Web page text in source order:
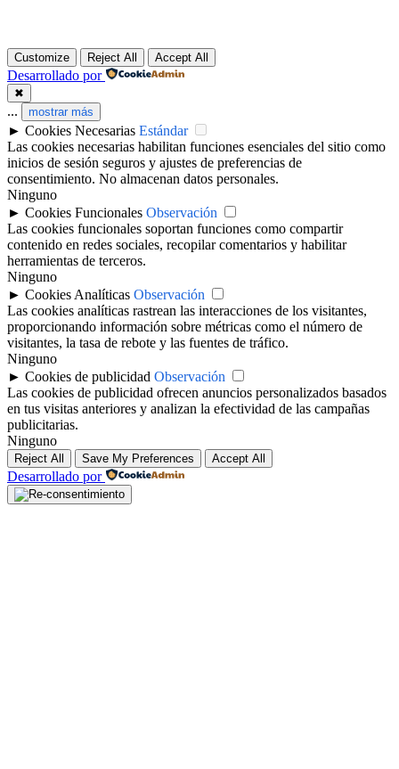
Customize Reject All Accept All
Desarrollado por
✖
... mostrar más
► Cookies Necesarias Estándar
Las cookies necesarias habilitan funciones esenciales del sitio como
inicios de sesión seguros y ajustes de preferencias de
consentimiento. No almacenan datos personales.
Ninguno
► Cookies Funcionales Observación
Las cookies funcionales soportan funciones como compartir
contenido en redes sociales, recopilar comentarios y habilitar
herramientas de terceros.
Ninguno
► Cookies Analíticas Observación
Las cookies analíticas rastrean las interacciones de los visitantes,
proporcionando información sobre métricas como el número de
visitantes, la tasa de rebote y las fuentes de tráfico.
Ninguno
► Cookies de publicidad Observación
Las cookies de publicidad ofrecen anuncios personalizados basados
en tus visitas anteriores y analizan la efectividad de las campañas
publicitarias.
Ninguno
Reject All Save My Preferences Accept All
Desarrollado por